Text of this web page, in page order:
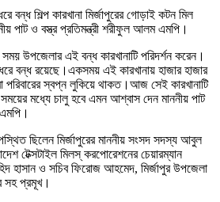
বন্ধ শিল্প কারখানা মির্জাপুরের গোড়াই কটন মিল
পাট ও বস্ত্র প্রতিমন্ত্রী শরীফুল আলম এমপি।
উপজেলার এই বন্ধ কারখানাটি পরিদর্শন করেন।
ধরে বন্ধ রয়েছে।একসময় এই কারখানায় হাজার হাজার
পরিবারের স্বপ্ন লুকিয়ে থাকত।আজ সেই কারখানাটি
মধ্যে চালু হবে এমন আশ্বাস দেন মাননীয় পাট
ছিলেন মির্জাপুরের মাননীয় সংসদ সদস্য আবুল
টেক্সটাইল মিলস্ করপোরেশনের চেয়ারম্যান
হাসান ও সচিব ফিরোজ আহমেদ, মির্জাপুর উপজেলা
সহ প্রমূখ।